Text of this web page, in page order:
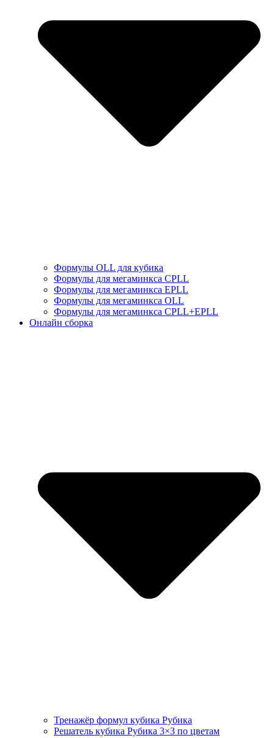
Формулы OLL для кубика
Формулы для мегаминкса СPLL
Формулы для мегаминкса EPLL
Формулы для мегаминкса OLL
Формулы для мегаминкса CPLL+EPLL
Онлайн сборка
Тренажёр формул кубика Рубика
Решатель кубика Рубика 3×3 по цветам